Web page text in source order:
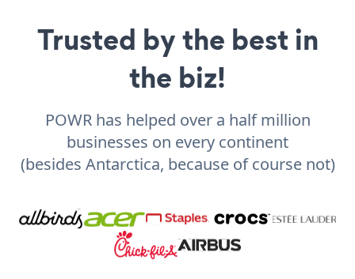
Trusted by the best in
the biz!
POWR has helped over a half million
businesses on every continent
(besides Antarctica, because of course not)